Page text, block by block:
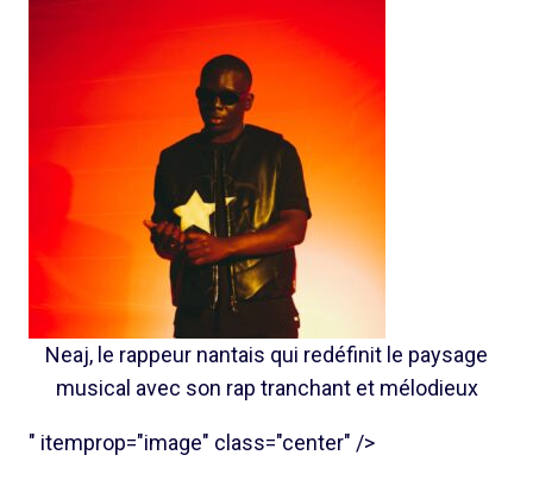
Neaj, le rappeur nantais qui redéfinit le paysage
musical avec son rap tranchant et mélodieux
" itemprop="image" class="center" />